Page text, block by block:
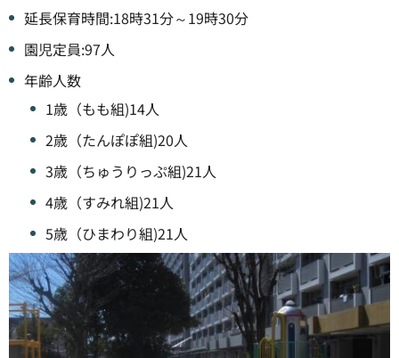
延長保育時間:18時31分～19時30分
園児定員:97人
年齢人数
1歳（もも組)14人
2歳（たんぽぽ組)20人
3歳（ちゅうりっぷ組)21人
4歳（すみれ組)21人
5歳（ひまわり組)21人